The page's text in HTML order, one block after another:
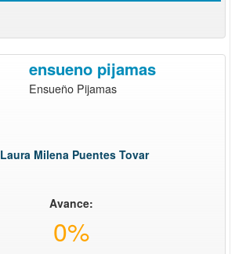
ensueno pijamas
Ensueño Pijamas
Laura Milena Puentes Tovar
Avance:
0%